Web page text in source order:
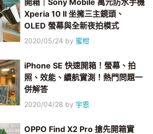
開箱｜Sony Mobile 萬元防水手機
Xperia 10 II 坐擁三主鏡頭、
OLED 螢幕與全新夜拍模式
2020/05/24 by 蜜柑
iPhone SE 快速開箱！螢幕、拍
照、效能、續航實測！熱門問題一
併解答
2020/04/28 by 宇恩
OPPO Find X2 Pro 搶先開箱實